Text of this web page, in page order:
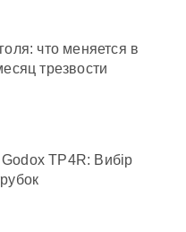
что меняется в
трезвости
TP4R: Вибір